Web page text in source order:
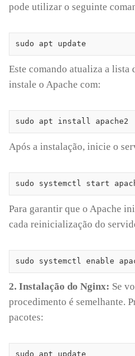
pode utilizar o seguinte
sudo apt update
Este comando atualiza a lista
instale o Apache com:
sudo apt install apache2
Após a instalação, inicie o
sudo systemctl start
Para garantir que o Apache
cada reinicialização do
sudo systemctl enable
2. Instalação do Nginx: Se
procedimento é semelhante.
pacotes:
sudo apt update